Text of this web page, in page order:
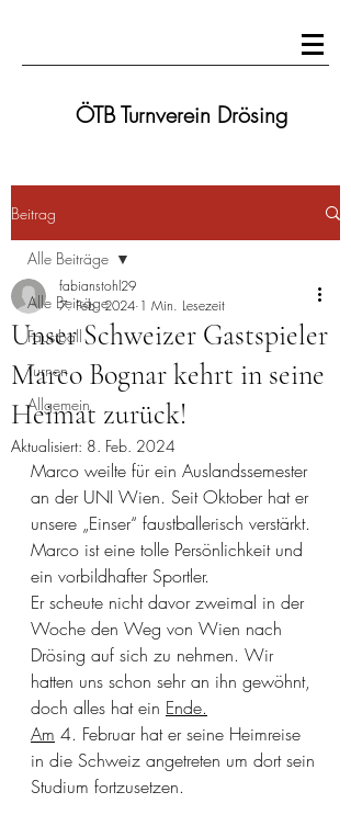
ÖTB Turnverein Drösing
Beitrag
Alle Beiträge
Faustball
Turnen
Allgemein
Alle Beiträge
Unser Schweizer Gastspieler
Marco Bognar kehrt in seine
Heimat zurück!
fabianstohl29
7. Feb. 2024 1 Min. Lesezeit
Aktualisiert: 8. Feb. 2024
Marco weilte für ein Auslandssemester
an der UNI Wien. Seit Oktober hat er
unsere „Einser“ faustballerisch verstärkt.
Marco ist eine tolle Persönlichkeit und
ein vorbildhafter Sportler.
Er scheute nicht davor zweimal in der
Woche den Weg von Wien nach
Drösing auf sich zu nehmen. Wir
hatten uns schon sehr an ihn gewöhnt,
doch alles hat ein Ende.
Am 4. Februar hat er seine Heimreise
in die Schweiz angetreten um dort sein
Studium fortzusetzen.